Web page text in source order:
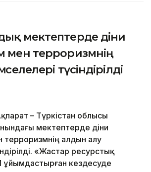
мектептерде діни
мен терроризмнің
түсіндірілді
– Түркістан облысы
мектептерде діни
алдын алу
«Жастар ресурстық
кездесуде